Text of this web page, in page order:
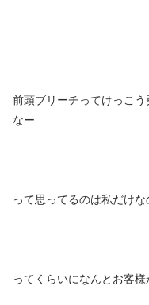
前頭ブリーチってけっこ
なー
って思ってるのは私だけな
ってくらいになんとお客